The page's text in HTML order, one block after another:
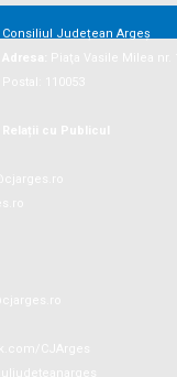
Consiliul Județean Argeș